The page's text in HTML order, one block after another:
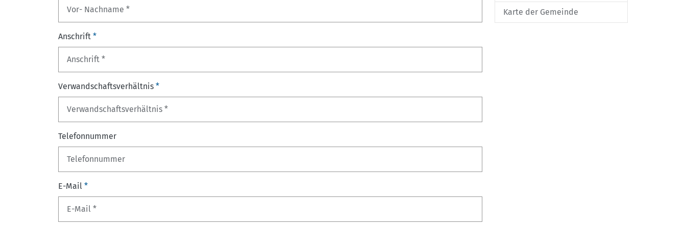
Anschrift *
Verwandschaftsverhältnis *
Telefonnummer
E-Mail *
Karte der Gemeinde